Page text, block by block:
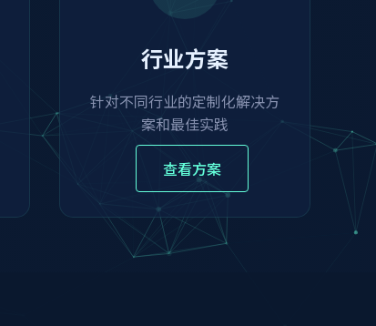
行业方案
针对不同行业的定制化解决方
案和最佳实践
查看方案